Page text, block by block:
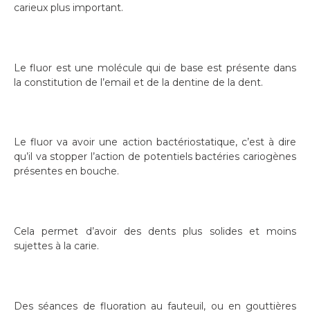
carieux plus important.
Le fluor est une molécule qui de base est présente dans
la constitution de l’email et de la dentine de la dent.
Le fluor va avoir une action bactériostatique, c’est à dire
qu’il va stopper l’action de potentiels bactéries cariogènes
présentes en bouche.
Cela permet d’avoir des dents plus solides et moins
sujettes à la carie.
Des séances de fluoration au fauteuil, ou en gouttières